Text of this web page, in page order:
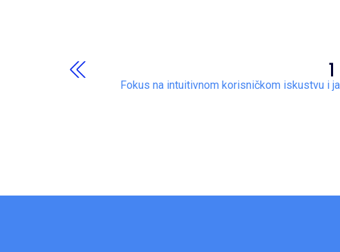
1
Fokus na intuitivnom korisničkom iskustvu i